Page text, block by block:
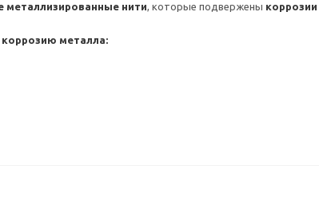
металлизированные нити, которые подвержены коррозии
металла: